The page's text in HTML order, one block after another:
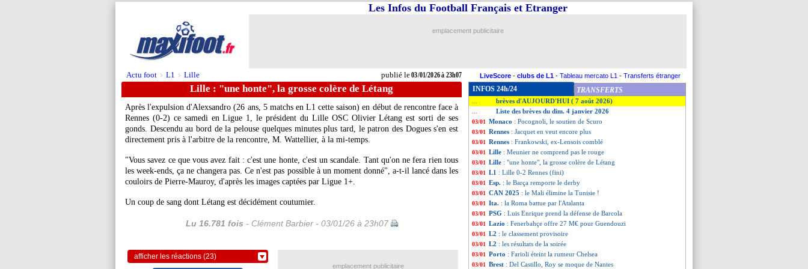
Actu foot > L1 > Lille publié le03/01/2026 à 23h07
Les Infos du Football Français et Etranger
emplacement publicitaire
LiveScore - clubs de L1 - Tableau mercato L1 - Transferts étranger
Lille : "une honte", la grosse colère de Létang
Après l'expulsion d'Alexsandro (26 ans, 5 matchs en L1 cette saison) en début de rencontre face à
Rennes (0-2) ce samedi en Ligue 1, le président du Lille OSC Olivier Létang est sorti de ses
gonds. Descendu au bord de la pelouse quelques minutes plus tard, le patron des Dogues s'en est
directement pris à l'arbitre de la rencontre, M. Wattellier, à la mi-temps.
"Vous savez ce que vous avez fait : c'est une honte, c'est un scandale. Tant qu'on ne fera rien tous
les week-ends, ça ne changera pas. Ce n'est pas possible à un moment donné", a-t-il lancé dans les
couloirs de Pierre-Mauroy, d'après les images captées par Ligue 1+.
Un coup de sang dont Létang est décidément coutumier.
Lu 16.781 fois - Clément Barbier - 03/01/26 à 23h07
afficher les réactions (23)
INFOS 24h/24 TRANSFERTS
brèves d'AUJOURD'HUI ( 7 août 2026)
Liste des brèves du dim. 4 janvier 2026
03/01 Monaco : Pocognoli, le soutien de Scuro
03/01 Rennes : Jacquet en veut encore plus
03/01 Rennes : Frankowski, ex-Lensois comblé
03/01 Lille : Meunier ne comprend pas le rouge
03/01 Lille : "une honte", la grosse colère de Létang
03/01 L1 : Lille 0-2 Rennes (fini)
03/01 Esp. : le Barça remporte le derby
03/01 CAN 2025 : le Mali élimine la Tunisie !
03/01 Ita. : la Roma battue par l'Atalanta
03/01 PSG : Luis Enrique prend la défense de Barcola
03/01 Lazio : Fenerbahçe offre 27 M€ pour Guendouzi
03/01 L2 : le classement provisoire
03/01 L2 : les résultats de la soirée
03/01 Porto : Farioli éteint la rumeur Chelsea
03/01 Brest : Del Castillo, Roy se moque de Nantes
emplacement publicitaire